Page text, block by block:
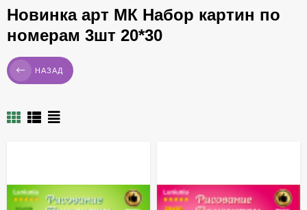
Новинка арт МК Набор картин по
номерам 3шт 20*30
НАЗАД